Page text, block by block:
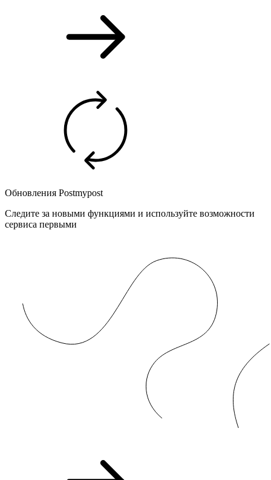
Обновления Postmypost
Следите за новыми функциями и используйте возможности
сервиса первыми